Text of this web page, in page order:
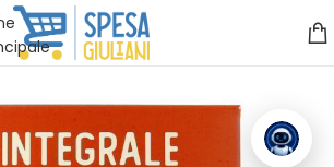
Clicca qui e ti richiamiamo noi